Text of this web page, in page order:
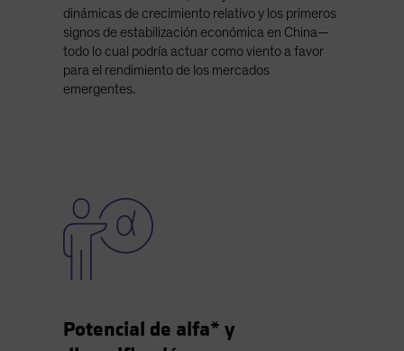
dinámicas de crecimiento relativo y los primeros
signos de estabilización económica en China—
todo lo cual podría actuar como viento a favor
para el rendimiento de los mercados
emergentes.
Potencial de alfa* y